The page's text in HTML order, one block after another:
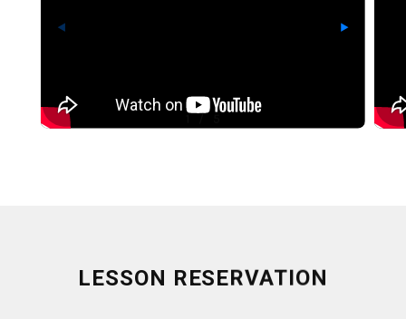
◀ ▶
LESSON RESERVATION